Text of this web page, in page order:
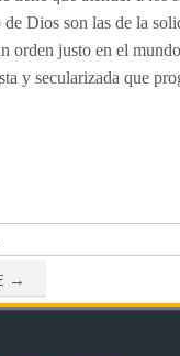
Dios son las de la
orden justo en el
y secularizada que
→